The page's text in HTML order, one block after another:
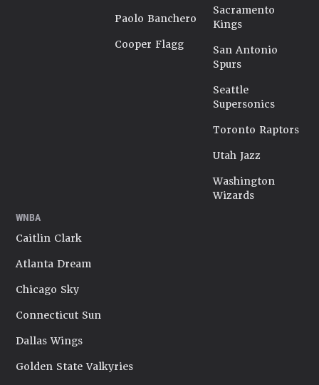
Paolo Banchero
Cooper Flagg
Sacramento
Kings
San Antonio
Spurs
Seattle
Supersonics
Toronto Raptors
Utah Jazz
Washington
Wizards
WNBA
Caitlin Clark
Atlanta Dream
Chicago Sky
Connecticut Sun
Dallas Wings
Golden State Valkyries